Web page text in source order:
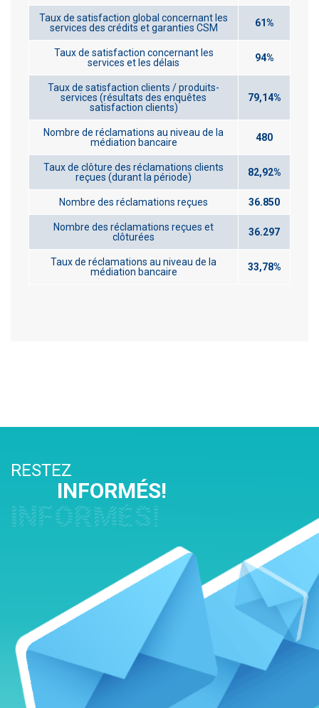
Taux de satisfaction global concernant les
services des crédits et garanties CSM
61%
Taux de satisfaction concernant les
services et les délais
94%
Taux de satisfaction clients / produits-
services (résultats des enquêtes
satisfaction clients)
79,14%
Nombre de réclamations au niveau de la
médiation bancaire
480
Taux de clôture des réclamations clients
reçues (durant la période)
82,92%
Nombre des réclamations reçues 36.850
Nombre des réclamations reçues et
clôturées
36.297
Taux de réclamations au niveau de la
médiation bancaire
33,78%
RESTEZ
INFORMÉS!
INFORMÉS!